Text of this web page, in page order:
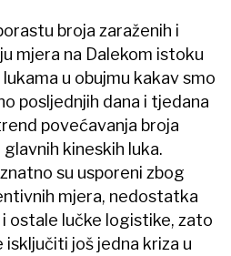
broja zaraženih i
mjera na Dalekom istoku
u obujmu kakav smo
posljednjih dana i tjedana
povećavanja broja
kineskih luka.
su usporeni zbog
mjera, nedostatka
ostale lučke logistike, zato
još jedna kriza u